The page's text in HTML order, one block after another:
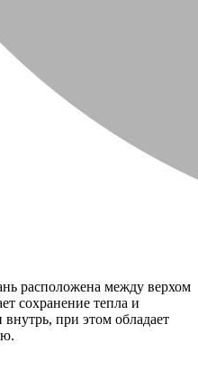
расположена между верхом
сохранение тепла и
при этом обладает